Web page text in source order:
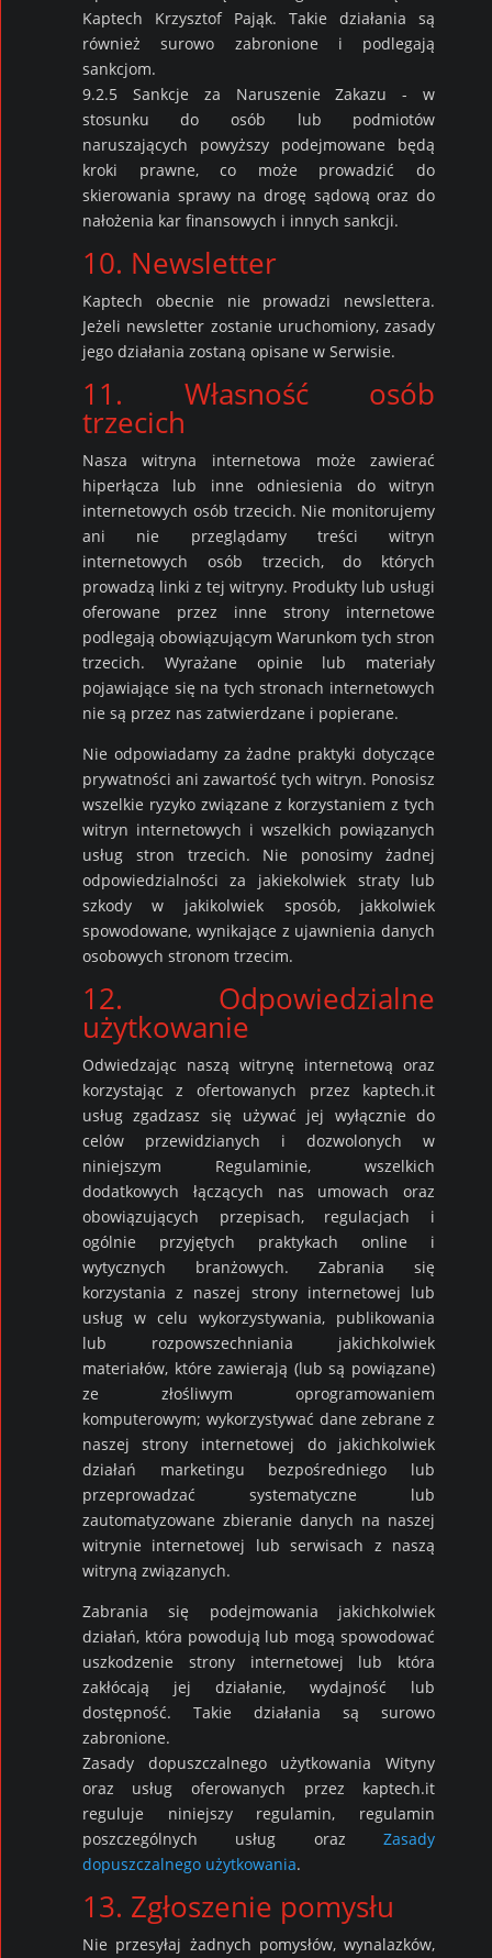
Kaptech Krzysztof Pająk. Takie działania są
również surowo zabronione i podlegają
sankcjom.
9.2.5 Sankcje za Naruszenie Zakazu - w
stosunku do osób lub podmiotów
naruszających powyższy podejmowane będą
kroki prawne, co może prowadzić do
skierowania sprawy na drogę sądową oraz do
nałożenia kar finansowych i innych sankcji.
10. Newsletter
Kaptech obecnie nie prowadzi newslettera.
Jeżeli newsletter zostanie uruchomiony, zasady
jego działania zostaną opisane w Serwisie.
11. Własność osób
trzecich
Nasza witryna internetowa może zawierać
hiperłącza lub inne odniesienia do witryn
internetowych osób trzecich. Nie monitorujemy
ani nie przeglądamy treści witryn
internetowych osób trzecich, do których
prowadzą linki z tej witryny. Produkty lub usługi
oferowane przez inne strony internetowe
podlegają obowiązującym Warunkom tych stron
trzecich. Wyrażane opinie lub materiały
pojawiające się na tych stronach internetowych
nie są przez nas zatwierdzane i popierane.
Nie odpowiadamy za żadne praktyki dotyczące
prywatności ani zawartość tych witryn. Ponosisz
wszelkie ryzyko związane z korzystaniem z tych
witryn internetowych i wszelkich powiązanych
usług stron trzecich. Nie ponosimy żadnej
odpowiedzialności za jakiekolwiek straty lub
szkody w jakikolwiek sposób, jakkolwiek
spowodowane, wynikające z ujawnienia danych
osobowych stronom trzecim.
12. Odpowiedzialne
użytkowanie
Odwiedzając naszą witrynę internetową oraz
korzystając z ofertowanych przez kaptech.it
usług zgadzasz się używać jej wyłącznie do
celów przewidzianych i dozwolonych w
niniejszym Regulaminie, wszelkich
dodatkowych łączących nas umowach oraz
obowiązujących przepisach, regulacjach i
ogólnie przyjętych praktykach online i
wytycznych branżowych. Zabrania się
korzystania z naszej strony internetowej lub
usług w celu wykorzystywania, publikowania
lub rozpowszechniania jakichkolwiek
materiałów, które zawierają (lub są powiązane)
ze złośliwym oprogramowaniem
komputerowym; wykorzystywać dane zebrane z
naszej strony internetowej do jakichkolwiek
działań marketingu bezpośredniego lub
przeprowadzać systematyczne lub
zautomatyzowane zbieranie danych na naszej
witrynie internetowej lub serwisach z naszą
witryną związanych.
Zabrania się podejmowania jakichkolwiek
działań, która powodują lub mogą spowodować
uszkodzenie strony internetowej lub która
zakłócają jej działanie, wydajność lub
dostępność. Takie działania są surowo
zabronione.
Zasady dopuszczalnego użytkowania Wityny
oraz usług oferowanych przez kaptech.it
reguluje niniejszy regulamin, regulamin
poszczególnych usług orazZasady
dopuszczalnego użytkowania.
13. Zgłoszenie pomysłu
Nie przesyłaj żadnych pomysłów, wynalazków,